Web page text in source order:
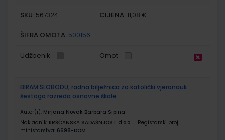
SKU: 567324 CIJENA: 11,08 €
ŠIFRA OMOTA: 500156
Udžbenik Omot
BIRAM SLOBODU; radna bilježnica za katolički vjeronauk
šestoga razreda osnovne škole
Autor(i): Mirjana Novak Barbara Sipina
Nakladnik: KRŠĆANSKA SADAŠNJOST d.o.o.
Registarski broj
ministarstva: 6698-DOM